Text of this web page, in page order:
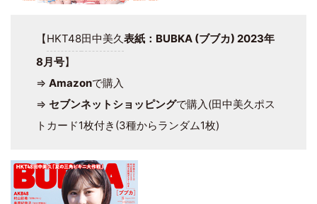
【HKT48田中美久表紙：BUBKA (ブブカ) 2023年
8月号】
⇒ Amazonで購入
⇒ セブンネットショッピングで購入(田中美久ポス
トカード1枚付き(3種からランダム1枚)